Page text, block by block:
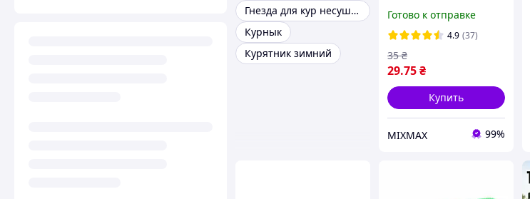
Гнезда для кур несушек
Курнык
Курятник зимний
Для курей, качок,
індичок, гусей
Готово к отправке
4.9 (37)
29.75₴
35 ₴
Купить
MIXMAX 99%